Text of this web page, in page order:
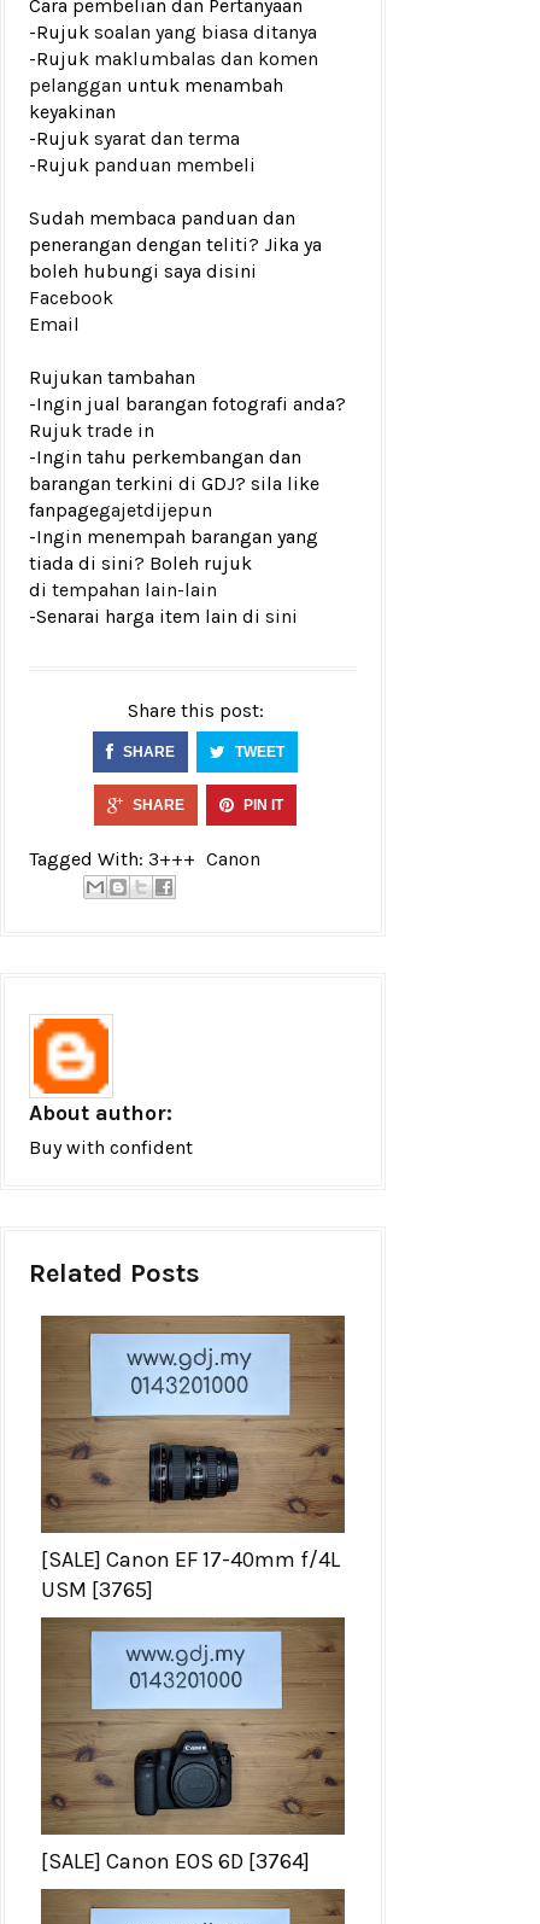
Cara pembelian dan Pertanyaan
-Rujuk soalan yang biasa ditanya
-Rujuk maklumbalas dan komen
pelanggan untuk menambah
keyakinan
-Rujuk syarat dan terma
-Rujuk panduan membeli
Sudah membaca panduan dan
penerangan dengan teliti? Jika ya
boleh hubungi saya disini
Facebook
Email
Rujukan tambahan
-Ingin jual barangan fotografi anda?
Rujuk trade in
-Ingin tahu perkembangan dan
barangan terkini di GDJ? sila like
fanpagegajetdijepun
-Ingin menempah barangan yang
tiada di sini? Boleh rujuk
di tempahan lain-lain
-Senarai harga item lain di sini
Share this post:
SHARE TWEET
SHARE PIN IT
Tagged With: 3+++ Canon
About author:
Buy with confident
Related Posts
[SALE] Canon EF 17-40mm f/4L
USM [3765]
[SALE] Canon EOS 6D [3764]